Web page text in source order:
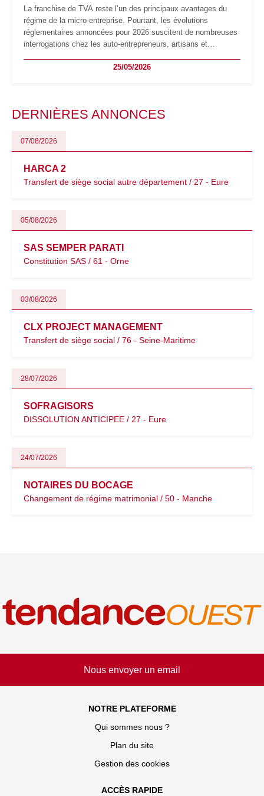
La franchise de TVA reste l’un des principaux avantages du
régime de la micro-entreprise. Pourtant, les évolutions
réglementaires annoncées pour 2026 suscitent de nombreuses
interrogations chez les auto-entrepreneurs, artisans et
facturation ou risque de bascule vers la TVA : les règles
25/05/2026
DERNIÈRES ANNONCES
07/08/2026
HARCA 2
Transfert de siège social autre département / 27 - Eure
05/08/2026
SAS SEMPER PARATI
Constitution SAS / 61 - Orne
03/08/2026
CLX PROJECT MANAGEMENT
Transfert de siège social / 76 - Seine-Maritime
28/07/2026
SOFRAGISORS
DISSOLUTION ANTICIPEE / 27 - Eure
24/07/2026
NOTAIRES DU BOCAGE
Changement de régime matrimonial / 50 - Manche
Nous envoyer un email
NOTRE PLATEFORME
Qui sommes nous ?
Plan du site
Gestion des cookies
ACCÈS RAPIDE